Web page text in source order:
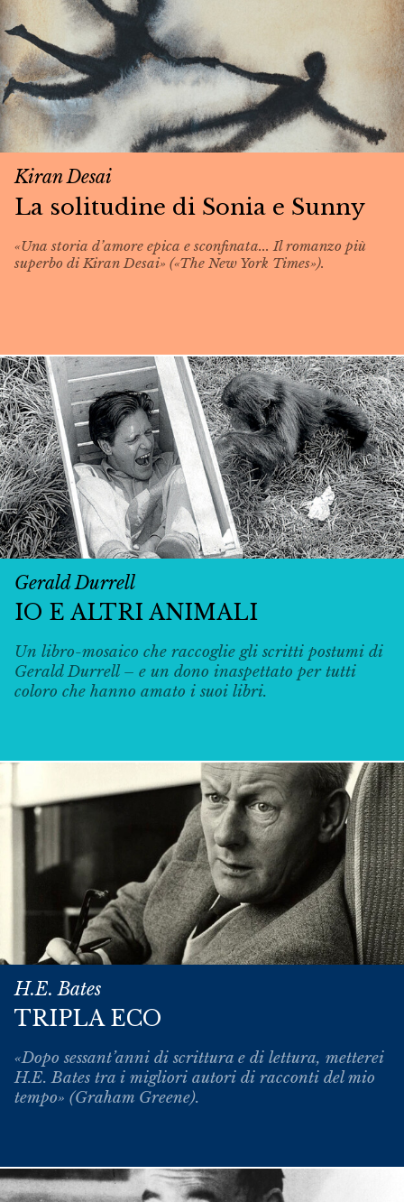
Kiran Desai
La solitudine di Sonia e Sunny
«Una storia d’amore epica e sconfinata... Il romanzo più
superbo di Kiran Desai» («The New York Times»).
Gerald Durrell
IO E ALTRI ANIMALI
Un libro-mosaico che raccoglie gli scritti postumi di
Gerald Durrell – e un dono inaspettato per tutti
coloro che hanno amato i suoi libri.
H.E. Bates
TRIPLA ECO
«Dopo sessant’anni di scrittura e di lettura, metterei
H.E. Bates tra i migliori autori di racconti del mio
tempo» (Graham Greene).